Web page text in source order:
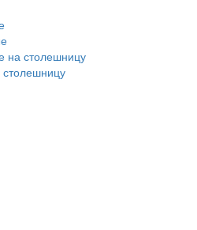
на столешницу